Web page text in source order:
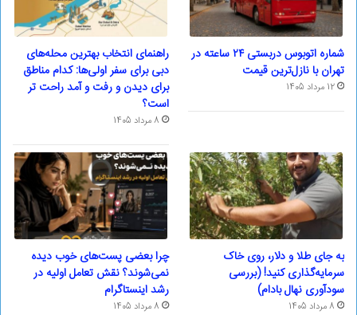
شماره اتوبوس دربستی ۲۴ ساعته در
تهران با نازل‌ترین قیمت
12 مرداد 1405
راهنمای انتخاب بهترین محله‌های
دبی برای سفر اولی‌ها: کدام مناطق
برای دیدن و رفت و آمد راحت تر
است؟
8 مرداد 1405
به جای طلا و دلار، روی خاک
سرمایه‌گذاری کنید! (بررسی
سودآوری نهال بادام)
8 مرداد 1405
چرا بعضی پست‌های خوب دیده
نمی‌شوند؟ نقش تعامل اولیه در
رشد اینستاگرام
8 مرداد 1405